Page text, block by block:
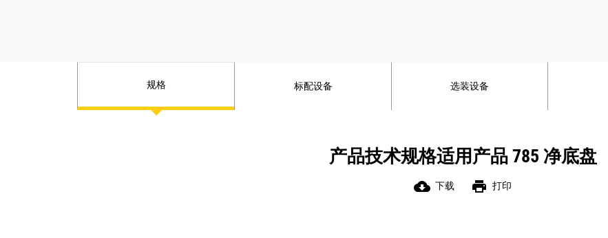
规格 标配设备 选装设备
产品技术规格适用产品 785 净底盘
cloud_download 下载 print 打印